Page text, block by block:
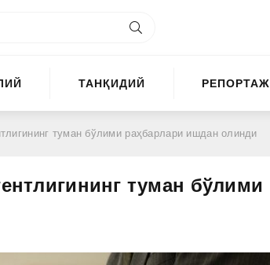
ТАНҚИДИЙ РЕПОРТАЖ
туман бўлими раҳбарлари ишдан олинди
туман бўлими